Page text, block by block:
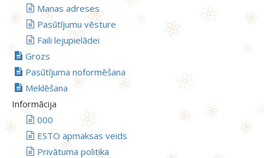
Manas adreses
Pasūtījumu vēsture
Faili lejupielādei
Grozs
Pasūtījuma noformēšana
Meklēšana
Informācija
000
ESTO apmaksas veids
Privātuma politika